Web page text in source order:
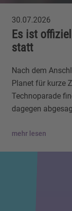
30.07.2026
Es ist
statt
Nach dem
Planet für kurze
Technoparade
dagegen
mehr lesen